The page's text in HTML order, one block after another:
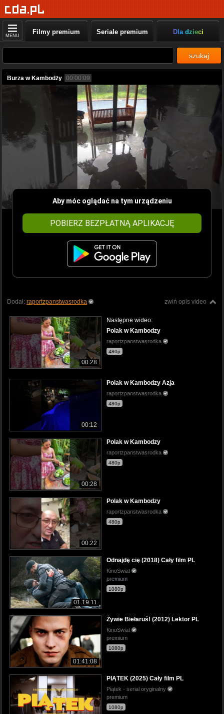
MENU Filmy premium Seriale premium Dla dzieci
szukaj
Burza w Kambodży 00:00:09
Aby móc oglądać na tym urządzeniu
POBIERZ BEZPŁATNĄ APLIKACJĘ
zwiń opis video
Dodał: raportzpanstwasrodka
00:28
Następne wideo:
Polak w Kambodzy
raportzpanstwasrodka
480p
00:12
Polak w Kambodzy Azja
raportzpanstwasrodka
480p
00:28
Polak w Kambodzy
raportzpanstwasrodka
480p
00:22
Polak w Kambodzy
raportzpanstwasrodka
480p
01:19:11
Odnajdę cię (2018) Cały film PL
KinoSwiat
premium
1080p
01:41:08
Żywie Biełaruś! (2012) Lektor PL
KinoSwiat
premium
1080p
PIĄTEK (2025) Cały film PL
Piątek - serial oryginalny
premium
1080p